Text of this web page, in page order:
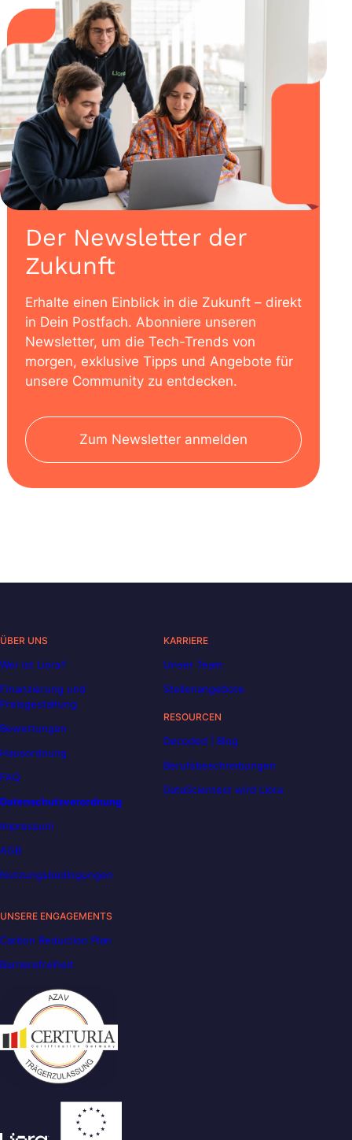
Der Newsletter der
Zukunft
Erhalte einen Einblick in die Zukunft – direkt
in Dein Postfach. Abonniere unseren
Newsletter, um die Tech-Trends von
morgen, exklusive Tipps und Angebote für
unsere Community zu entdecken.
Zum Newsletter anmelden
ÜBER UNS
Wer ist Liora?
Finanzierung und
Preisgestaltung
Bewertungen
Hausordnung
FAQ
Datenschutzverordnung
Impressum
AGB
Nutzungsbedingungen
KARRIERE
Unser Team
Stellenangebote
RESOURCEN
Decoded | Blog
Berufsbeschreibungen
DataScientest wird Liora
UNSERE ENGAGEMENTS
Carbon Reduction Plan
Barrierefreiheit